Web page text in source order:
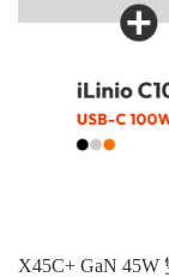
X45C+ GaN